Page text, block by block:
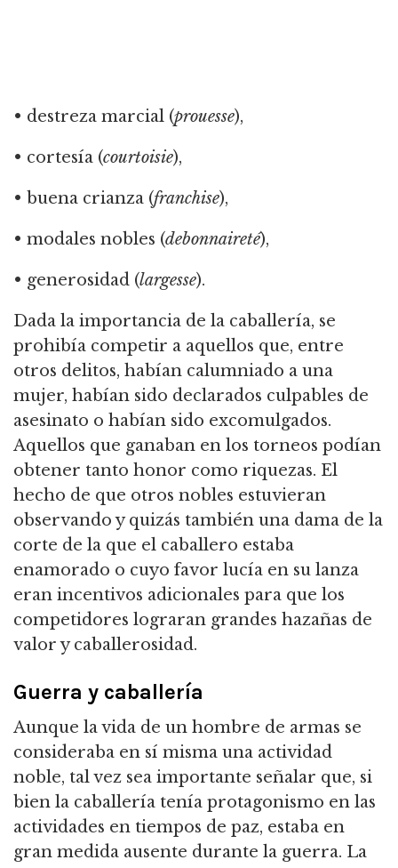
• destreza marcial (prouesse),
• cortesía (courtoisie),
• buena crianza (franchise),
• modales nobles (debonnaireté),
• generosidad (largesse).
Dada la importancia de la caballería, se
prohibía competir a aquellos que, entre
otros delitos, habían calumniado a una
mujer, habían sido declarados culpables de
asesinato o habían sido excomulgados.
Aquellos que ganaban en los torneos podían
obtener tanto honor como riquezas. El
hecho de que otros nobles estuvieran
observando y quizás también una dama de la
corte de la que el caballero estaba
enamorado o cuyo favor lucía en su lanza
eran incentivos adicionales para que los
competidores lograran grandes hazañas de
valor y caballerosidad.
Guerra y caballería
Aunque la vida de un hombre de armas se
consideraba en sí misma una actividad
noble, tal vez sea importante señalar que, si
bien la caballería tenía protagonismo en las
actividades en tiempos de paz, estaba en
gran medida ausente durante la guerra. La